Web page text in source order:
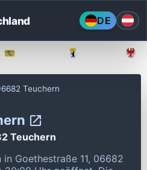
DE
Teuchern
Teuchern
Goethestraße 11, 06682